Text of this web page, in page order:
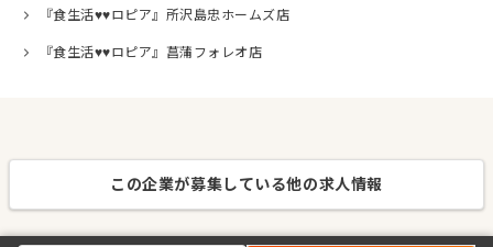
『食生活♥♥ロピア』所沢島忠ホームズ店
『食生活♥♥ロピア』菖蒲フォレオ店
この企業が募集している他の求人情報